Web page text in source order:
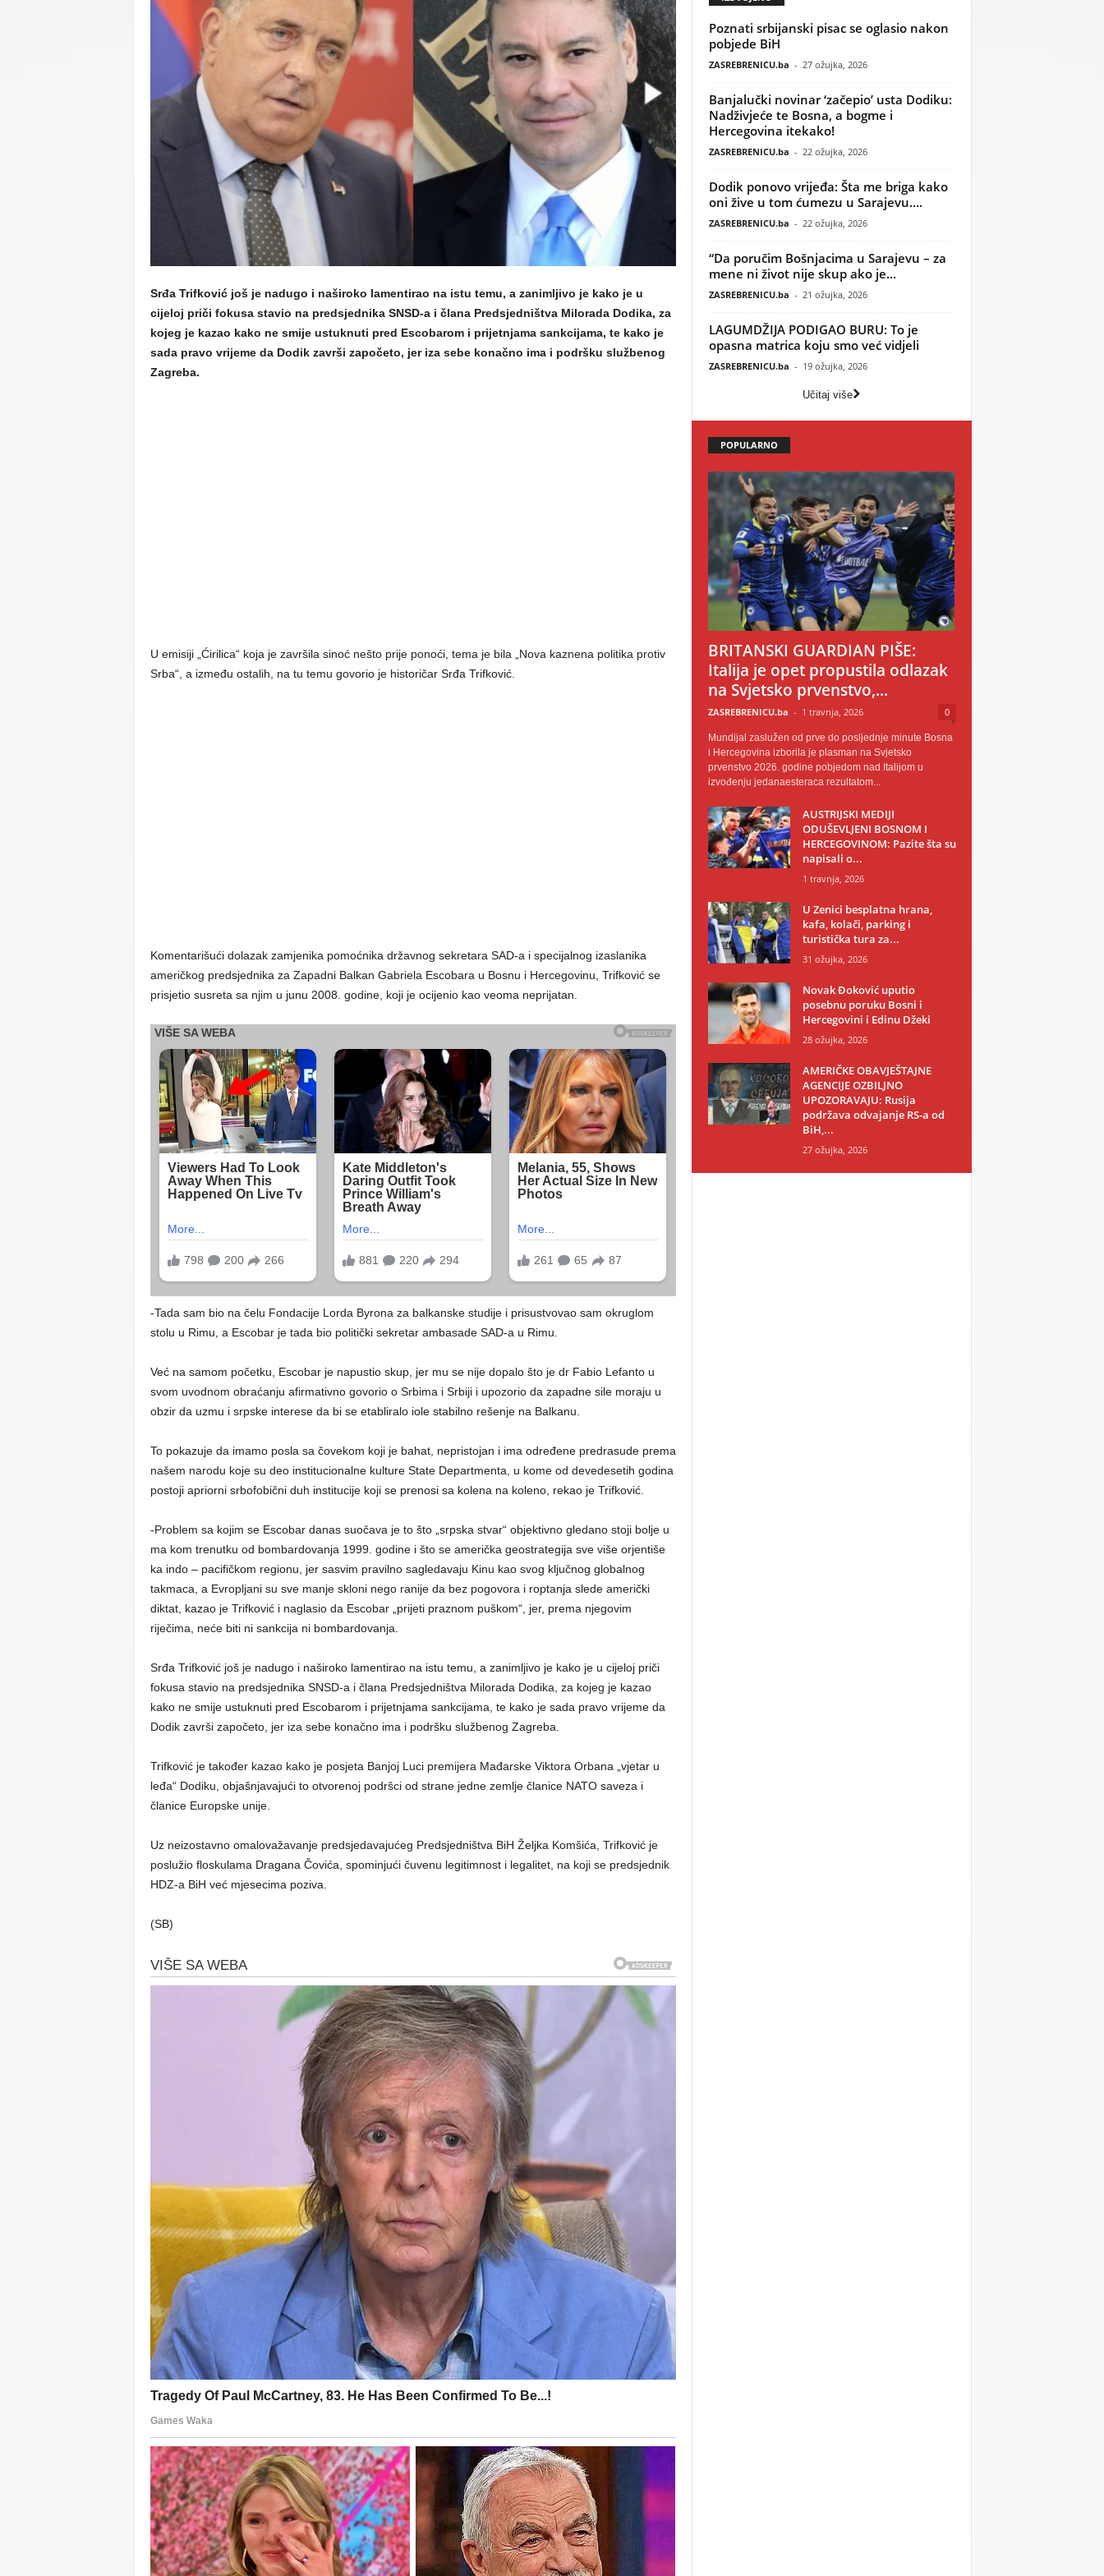
U
Srđa Trifković još je nadugo i naširoko lamentirao na istu temu, a zanimljivo je kako je u
cijeloj priči fokusa stavio na predsjednika SNSD-a i člana Predsjedništva Milorada Dodika, za
kojeg je kazao kako ne smije ustuknuti pred Escobarom i prijetnjama sankcijama, te kako je
sada pravo vrijeme da Dodik završi započeto, jer iza sebe konačno ima i podršku službenog
Zagreba.
U emisiji „Ćirilica“ koja je završila sinoć nešto prije ponoći, tema je bila „Nova kaznena politika protiv
Srba“, a između ostalih, na tu temu govorio je historičar Srđa Trifković.
Komentarišući dolazak zamjenika pomoćnika državnog sekretara SAD-a i specijalnog izaslanika
američkog predsjednika za Zapadni Balkan Gabriela Escobara u Bosnu i Hercegovinu, Trifković se
prisjetio susreta sa njim u junu 2008. godine, koji je ocijenio kao veoma neprijatan.
-Tada sam bio na čelu Fondacije Lorda Byrona za balkanske studije i prisustvovao sam okruglom
stolu u Rimu, a Escobar je tada bio politički sekretar ambasade SAD-a u Rimu.
Već na samom početku, Escobar je napustio skup, jer mu se nije dopalo što je dr Fabio Lefanto u
svom uvodnom obraćanju afirmativno govorio o Srbima i Srbiji i upozorio da zapadne sile moraju u
obzir da uzmu i srpske interese da bi se etabliralo iole stabilno rešenje na Balkanu.
To pokazuje da imamo posla sa čovekom koji je bahat, nepristojan i ima određene predrasude prema
našem narodu koje su deo institucionalne kulture State Departmenta, u kome od devedesetih godina
postoji apriorni srbofobični duh institucije koji se prenosi sa kolena na koleno, rekao je Trifković.
-Problem sa kojim se Escobar danas suočava je to što „srpska stvar“ objektivno gledano stoji bolje u
ma kom trenutku od bombardovanja 1999. godine i što se američka geostrategija sve više orjentiše
ka indo – pacifičkom regionu, jer sasvim pravilno sagledavaju Kinu kao svog ključnog globalnog
takmaca, a Evropljani su sve manje skloni nego ranije da bez pogovora i roptanja slede američki
diktat, kazao je Trifković i naglasio da Escobar „prijeti praznom puškom“, jer, prema njegovim
riječima, neće biti ni sankcija ni bombardovanja.
Srđa Trifković još je nadugo i naširoko lamentirao na istu temu, a zanimljivo je kako je u cijeloj priči
fokusa stavio na predsjednika SNSD-a i člana Predsjedništva Milorada Dodika, za kojeg je kazao
kako ne smije ustuknuti pred Escobarom i prijetnjama sankcijama, te kako je sada pravo vrijeme da
Dodik završi započeto, jer iza sebe konačno ima i podršku službenog Zagreba.
Trifković je također kazao kako je posjeta Banjoj Luci premijera Mađarske Viktora Orbana „vjetar u
leđa“ Dodiku, objašnjavajući to otvorenoj podršci od strane jedne zemlje članice NATO saveza i
članice Europske unije.
Uz neizostavno omalovažavanje predsjedavajućeg Predsjedništva BiH Željka Komšića, Trifković je
poslužio floskulama Dragana Čovića, spominjući čuvenu legitimnost i legalitet, na koji se predsjednik
HDZ-a BiH već mjesecima poziva.
(SB)
Poznati srbijanski pisac se oglasio nakon
pobjede BiH
ZASREBRENICU.ba - 27 ožujka, 2026
Banjalučki novinar ‘začepio’ usta Dodiku:
Nadživjeće te Bosna, a bogme i
Hercegovina itekako!
ZASREBRENICU.ba - 22 ožujka, 2026
Dodik ponovo vrijeđa: Šta me briga kako
oni žive u tom ćumezu u Sarajevu....
ZASREBRENICU.ba - 22 ožujka, 2026
“Da poručim Bošnjacima u Sarajevu – za
mene ni život nije skup ako je...
ZASREBRENICU.ba - 21 ožujka, 2026
LAGUMDŽIJA PODIGAO BURU: To je
opasna matrica koju smo već vidjeli
ZASREBRENICU.ba - 19 ožujka, 2026
Učitaj više
POPULARNO
BRITANSKI GUARDIAN PIŠE:
Italija je opet propustila odlazak
na Svjetsko prvenstvo,...
ZASREBRENICU.ba - 1 travnja, 2026 0
Mundijal zaslužen od prve do posljednje minute Bosna
i Hercegovina izborila je plasman na Svjetsko
prvenstvo 2026. godine pobjedom nad Italijom u
izvođenju jedanaesteraca rezultatom...
AUSTRIJSKI MEDIJI
ODUŠEVLJENI BOSNOM I
HERCEGOVINOM: Pazite šta su
napisali o...
1 travnja, 2026
U Zenici besplatna hrana,
kafa, kolači, parking i
turistička tura za...
31 ožujka, 2026
Novak Đoković uputio
posebnu poruku Bosni i
Hercegovini i Edinu Džeki
28 ožujka, 2026
AMERIČKE OBAVJEŠTAJNE
AGENCIJE OZBILJNO
UPOZORAVAJU: Rusija
podržava odvajanje RS-a od
BiH,...
27 ožujka, 2026